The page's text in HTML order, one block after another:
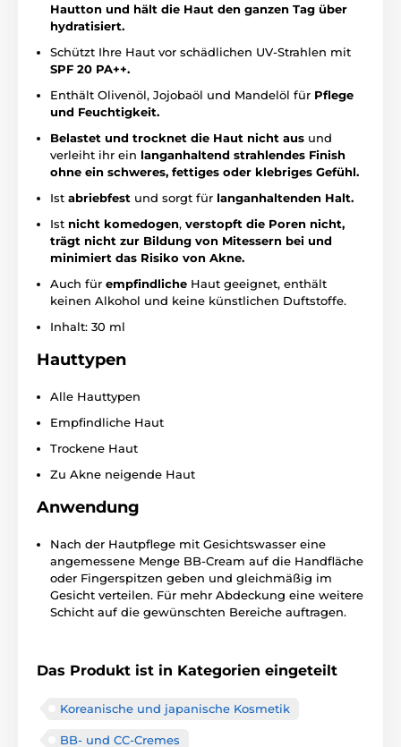
Hautton und hält die Haut den ganzen Tag über
hydratisiert.
Schützt Ihre Haut vor schädlichen UV-Strahlen mit
SPF 20 PA++.
Enthält Olivenöl, Jojobaöl und Mandelöl für Pflege
und Feuchtigkeit.
Belastet und trocknet die Haut nicht aus und
verleiht ihr ein langanhaltend strahlendes Finish
ohne ein schweres, fettiges oder klebriges Gefühl.
Ist abriebfest und sorgt für langanhaltenden Halt.
Ist nicht komedogen, verstopft die Poren nicht,
trägt nicht zur Bildung von Mitessern bei und
minimiert das Risiko von Akne.
Auch für empfindliche Haut geeignet, enthält
keinen Alkohol und keine künstlichen Duftstoffe.
Inhalt: 30 ml
Hauttypen
Alle Hauttypen
Empfindliche Haut
Trockene Haut
Zu Akne neigende Haut
Anwendung
Nach der Hautpflege mit Gesichtswasser eine
angemessene Menge BB-Cream auf die Handfläche
oder Fingerspitzen geben und gleichmäßig im
Gesicht verteilen. Für mehr Abdeckung eine weitere
Schicht auf die gewünschten Bereiche auftragen.
Das Produkt ist in Kategorien eingeteilt
Koreanische und japanische Kosmetik
BB- und CC-Cremes